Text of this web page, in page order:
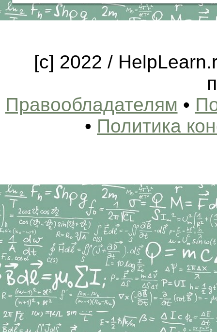
[c] 2022 /
Правообладателям •
• Политика